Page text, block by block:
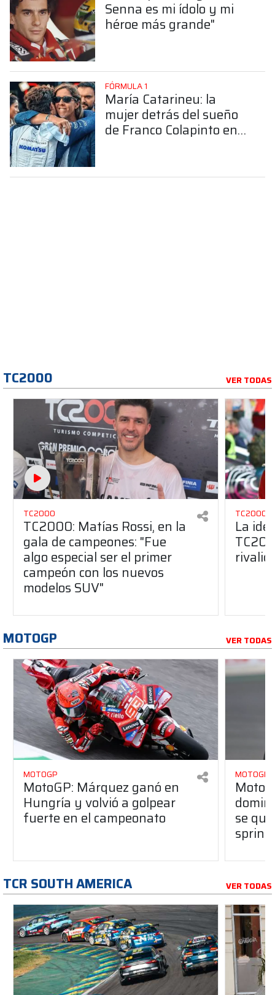
Senna es mi ídolo y mi
héroe más grande"
FÓRMULA 1
María Catarineu: la
mujer detrás del sueño
de Franco Colapinto en
TC2000 VER TODAS
TC2000
TC2000: Matías Rossi, en la
gala de campeones: "Fue
algo especial ser el primer
campeón con los nuevos
modelos SUV"
TC2000
La
MOTOGP VER TODAS
MOTOGP
MotoGP: Márquez ganó en
Hungría y volvió a golpear
fuerte en el campeonato
MOTOGP
se
sprint
TCR SOUTH AMERICA VER TODAS